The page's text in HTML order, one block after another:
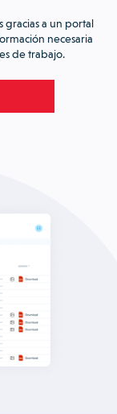
gracias a un portal
necesaria
de trabajo.